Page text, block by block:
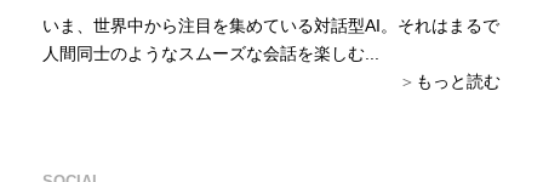
いま、世界中から注目を集めている対話型AI。それはまるで
人間同士のようなスムーズな会話を楽しむ...
もっと読む